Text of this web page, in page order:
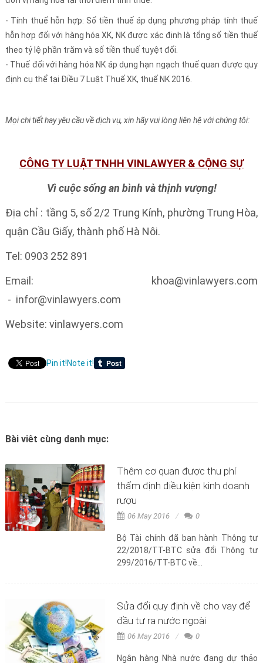
- Tính thuế hỗn hợp: Số tiền thuế áp dụng phương pháp tính thuế
hỗn hợp đối với hàng hóa XK, NK được xác định là tổng số tiền thuế
theo tỷ lệ phần trăm và số tiền thuế tuyệt đối.
- Thuế đối với hàng hóa NK áp dụng hạn ngạch thuế quan được quy
định cụ thể tại Điều 7 Luật Thuế XK, thuế NK 2016.
Mọi chi tiết hay yêu cầu về dịch vụ, xin hãy vui lòng liên hệ với chúng tôi:
CÔNG TY LUẬT TNHH VINLAWYER & CỘNG SỰ
Vì cuộc sống an bình và thịnh vượng!
Địa chỉ : tầng 5, số 2/2 Trung Kính, phường Trung Hòa,
quận Cầu Giấy, thành phố Hà Nôi.
Tel: 0903 252 891
Email: khoa@vinlawyers.com
- infor@vinlawyers.com
Website: vinlawyers.com
Pin it!Note it!
Bài viêt cùng danh mục:
Thêm cơ quan được thu phí
thẩm định điều kiện kinh doanh
rượu
06 May 2016 0
Bộ Tài chính đã ban hành Thông tư
22/2018/TT-BTC sửa đổi Thông tư
299/2016/TT-BTC về...
Sửa đổi quy định về cho vay để
đầu tư ra nước ngoài
06 May 2016 0
Ngân hàng Nhà nước đang dự thảo